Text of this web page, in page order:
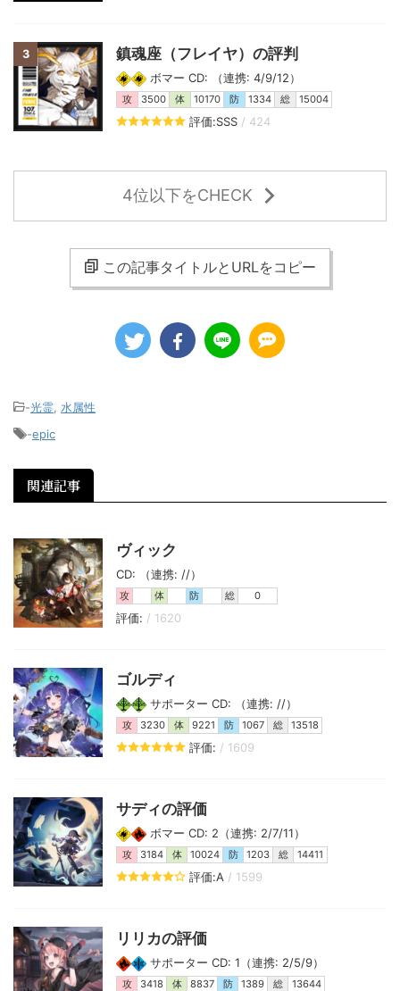
3 鎮魂座（フレイヤ）の評判
ボマー CD: （連携: 4/9/12）
攻 3500 体 10170 防 1334 総 15004
評価:SSS / 424
4位以下をCHECK
この記事タイトルとURLをコピー
-光霊 水属性
-epic
関連記事
ヴィック
CD: （連携: //）
攻 体 防 総 0
評価: / 1620
ゴルディ
サポーター CD: （連携: //）
攻 3230 体 9221 防 1067 総 13518
評価: / 1609
サディの評価
ボマー CD: 2（連携: 2/7/11）
攻 3184 体 10024 防 1203 総 14411
評価:A / 1599
リリカの評価
サポーター CD: 1（連携: 2/5/9）
攻 3418 体 8837 防 1389 総 13644